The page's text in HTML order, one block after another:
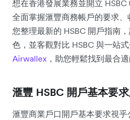
想在香港發展業務並開立
全面掌握滙豐商務帳戶的要求
您整理最新的 HSBC 開戶指南
色，並客觀對比 HSBC 與一站
Airwallex ，助您輕鬆找到最合
滙豐 HSBC 開戶基本要
滙豐商業戶口開戶基本要求視